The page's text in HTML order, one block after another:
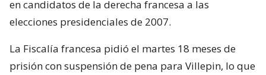
en candidatos de la derecha francesa a las
elecciones presidenciales de 2007.
La Fiscalía francesa pidió el martes 18 meses de
prisión con suspensión de pena para Villepin, lo que